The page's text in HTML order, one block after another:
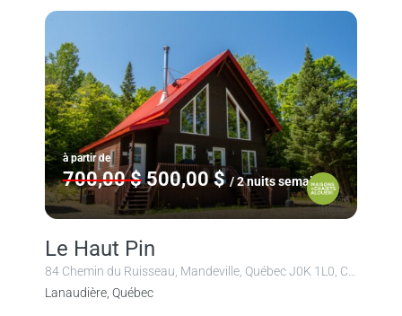
à partir de
700,00 $ 500,00 $ / 2 nuits semaine
Le Haut Pin
Lanaudière, Québec